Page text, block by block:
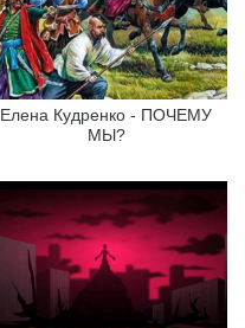
Елена Кудренко - ПОЧЕМУ
МЫ?